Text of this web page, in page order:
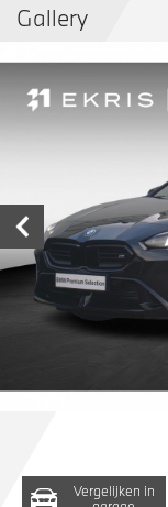
Vergelijken in
Gallery